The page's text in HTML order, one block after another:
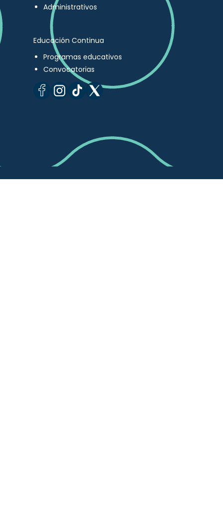
Administrativos
Educación Continua
Programas educativos
Convocatorias